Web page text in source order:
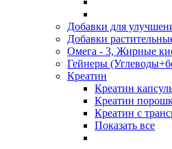
Добавки для
Добавки
Омега - 3, Жирные
Гейнеры
Креатин
Креатин
Креатин
Креатин с
Показать все